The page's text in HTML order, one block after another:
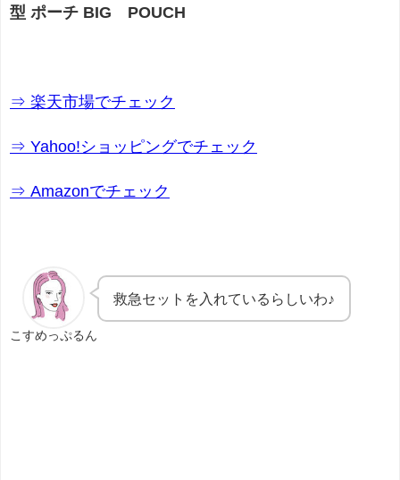
型 ポーチ BIG POUCH
⇒ 楽天市場でチェック
⇒ Yahoo!ショッピングでチェック
⇒ Amazonでチェック
こすめっぷるん
救急セットを入れているらしいわ♪